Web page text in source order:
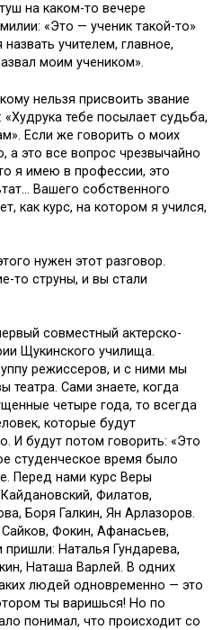
на каком-то вечере
«Это — ученик такой-то»
учителем, главное,
моим учеником».
нельзя присвоить звание
тебе посылает судьба,
Если же говорить о моих
а это все вопрос чрезвычайно
я имею в профессии, это
Вашего собственного
как курс, на котором я учился,
нужен этот разговор.
то струны, и вы стали
совместный актерско-
Щукинского училища.
режиссеров, и с ними мы
театра. Сами знаете, когда
четыре года, то всегда
которые будут
И будут потом говорить: «Это
студенческое время было
Перед нами курс Веры
Филатов,
Боря Галкин, Ян Арлазоров.
Фокин, Афанасьев,
Наталья Гундарева,
Наташа Варлей. В одних
людей одновременно — это
ты варишься! Но по
понимал, что происходит со